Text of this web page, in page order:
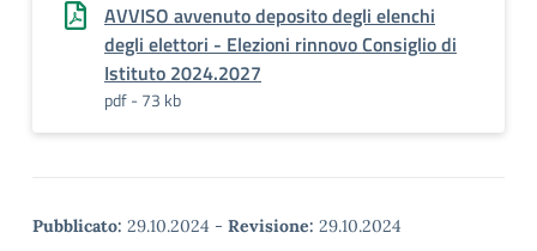
AVVISO avvenuto deposito degli elenchi
degli elettori - Elezioni rinnovo Consiglio di
Istituto 2024.2027
pdf - 73 kb
Pubblicato: 29.10.2024 - Revisione: 29.10.2024